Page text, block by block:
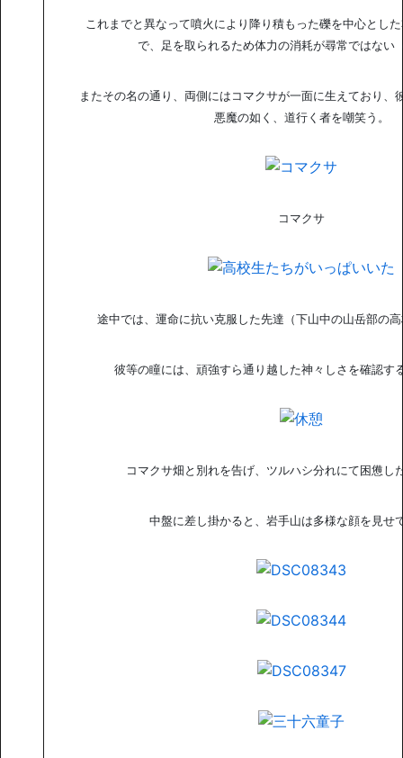
これまでと異なって噴火により降り積もった礫を中心とし
で、足を取られるため体力の消耗が尋常ではない
またその名の通り、両側にはコマクサが一面に生えており、
悪魔の如く、道行く者を嘲笑う。
コマクサ
途中では、運命に抗い克服した先達（下山中の山岳部の
彼等の瞳には、頑強すら通り越した神々しさを確認す
コマクサ畑と別れを告げ、ツルハシ分れにて困憊し
中盤に差し掛かると、岩手山は多様な顔を見せ